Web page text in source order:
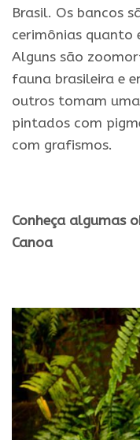
Brasil. Os bancos
cerimônias quanto
Alguns são
fauna brasileira e
outros tomam
pintados com
com grafismos.
Conheça algumas
Canoa